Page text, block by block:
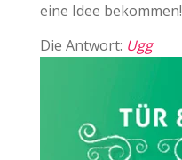
eine Idee bekommen!
Die Antwort: Ugg